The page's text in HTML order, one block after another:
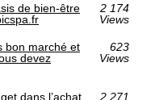
de bien-être
2 174
Views
bon marché et
devez
623
Views
dans l’achat
2 271